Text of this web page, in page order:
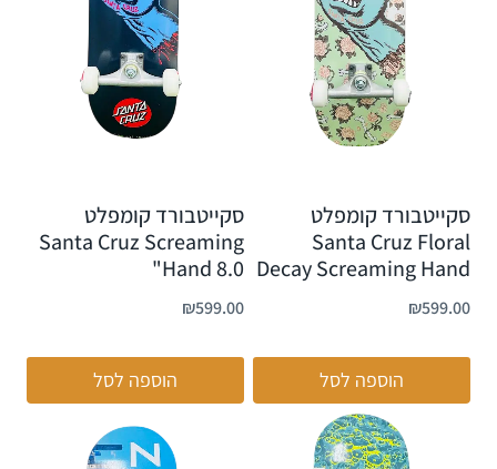
סקייטבורד קומפלט
Santa Cruz Floral
Decay Screaming Hand
₪599.00
הוספה לסל
סקייטבורד קומפלט
Santa Cruz Screaming
Hand 8.0"
₪599.00
הוספה לסל